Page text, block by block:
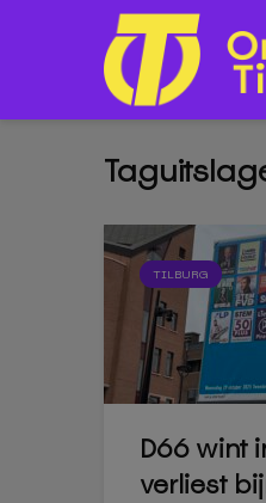
TILBURG
D66 wint
verliest